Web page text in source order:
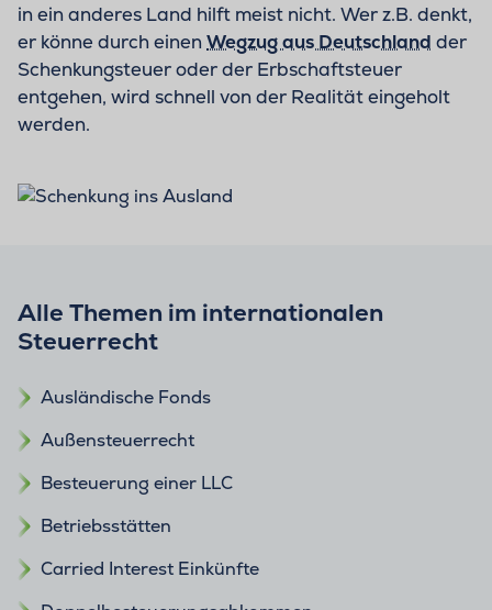
in ein anderes Land hilft meist nicht. Wer z.B. denkt,
er könne durch einen Wegzug aus Deutschland der
Schenkungsteuer oder der Erbschaftsteuer
entgehen, wird schnell von der Realität eingeholt
werden.
Alle Themen im internationalen
Steuerrecht
Ausländische Fonds
Außensteuerrecht
Besteuerung einer LLC
Betriebsstätten
Carried Interest Einkünfte